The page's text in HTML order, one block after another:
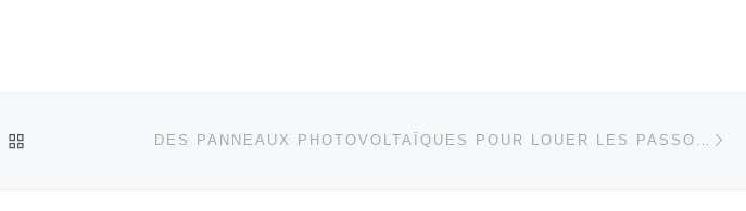
RETOUR À LA LISTE DES ARTICLES